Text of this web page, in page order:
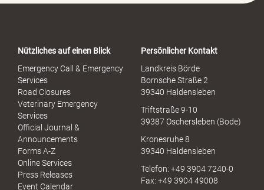
o
Nützliches auf einen Blick
Emergency Call & Emergency
Services
Road Closures
Veterinary Emergency
Services
Official Journal &
Announcements
Forms A-Z
Online Services
Press Releases
Event Calendar
Persönlicher Kontakt
Landkreis Börde
Bornsche Straße 2
39340 Haldensleben
Triftstraße 9-10
39387 Oschersleben (Bode)
Kronesruhe 8
39340 Haldensleben
Telefon: +49 3904 7240-0
Fax: +49 3904 49008